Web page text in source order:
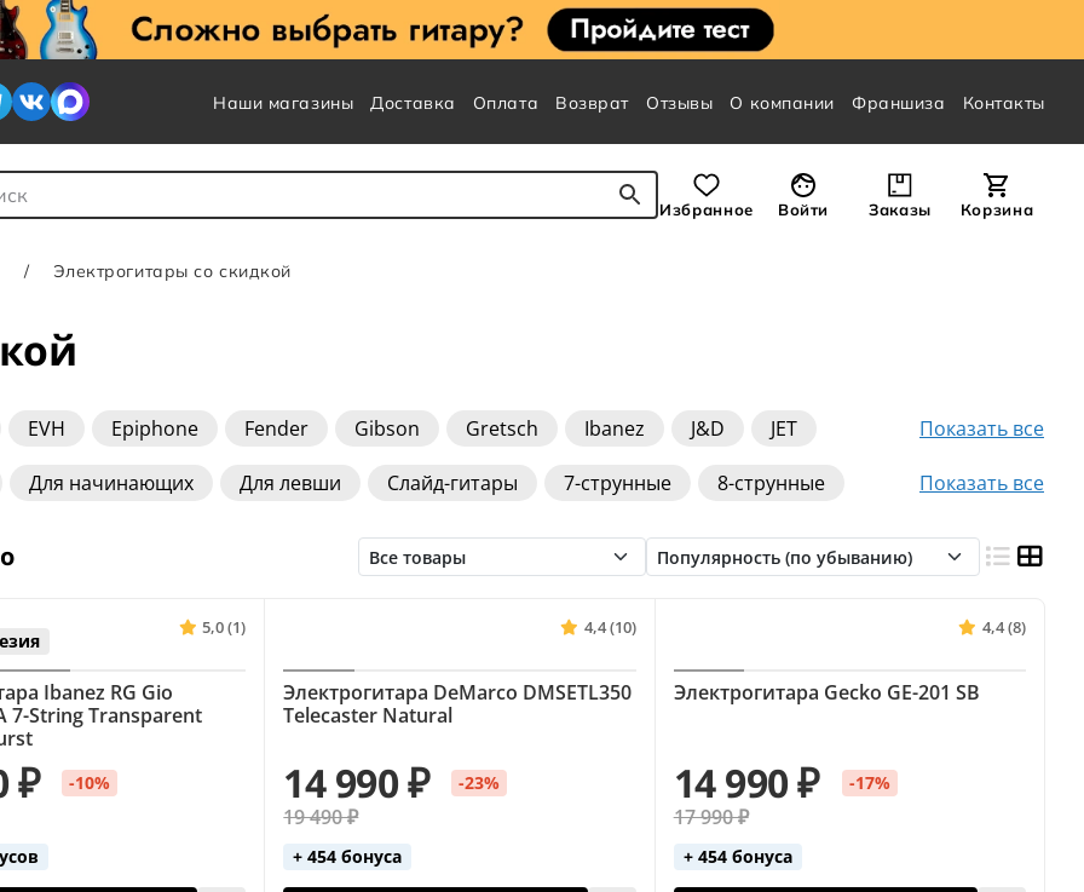
Наши магазины Доставка Оплата Возврат Отзывы О компании Франшиза Контакты
для Поиска
Избранное Войти Заказы Корзина
Электрогитары со скидкой
Показать все
EVH Epiphone Fender Gibson Gretsch Ibanez J&D
JET
Sterling U-One Yamaha Показать все
Для начинающих Для левши Слайд-гитары 7-струнные
8-струнные
Cort (санберст) Epiphone (Les Paul) Epiphone (SG)
Explorer
Fender (Stratocaster)
(чёрные)
Homage (Stratocaster) Homage (Telecaster) Ibanez (Iceman)
Ibanez (Stratocaster)
(SG) Single Cut Starcaster
Yamaha (Stratocaster)
(чёрные) С тремоло
5,0 (1)
Ibanez RG Gio
7-String Transparent
₽ -10%
4,4 (10)
Электрогитара DeMarco DMSETL350
Telecaster Natural
14 990 ₽ -23%
19 490 ₽
+ 454 бонуса
4,4 (8)
Электрогитара Gecko GE-201 SB
14 990 ₽ -17%
17 990 ₽
+ 454 бонуса